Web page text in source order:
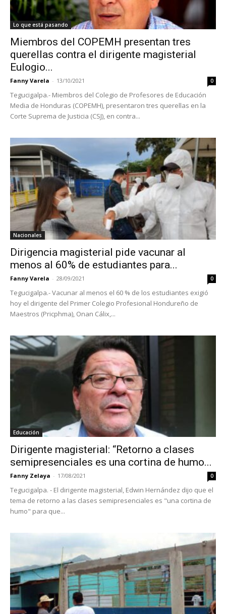
Lo que está pasando
Miembros del COPEMH presentan tres
querellas contra el dirigente magisterial
Eulogio...
Fanny Varela - 13/10/2021 0
Tegucigalpa.- Miembros del Colegio de Profesores de Educación
Media de Honduras (COPEMH), presentaron tres querellas en la
Corte Suprema de Justicia (CSJ), en contra...
Nacionales
Dirigencia magisterial pide vacunar al
menos al 60% de estudiantes para...
Fanny Varela - 28/09/2021 0
Tegucigalpa.- Vacunar al menos el 60 % de los estudiantes exigió
hoy el dirigente del Primer Colegio Profesional Hondureño de
Maestros (Pricphma), Onan Cálix,...
Educación
Dirigente magisterial: “Retorno a clases
semipresenciales es una cortina de humo...
Fanny Zelaya - 17/08/2021 0
Tegucigalpa. - El dirigente magisterial, Edwin Hernández dijo que el
tema de retorno a las clases semipresenciales es "una cortina de
humo" para que...